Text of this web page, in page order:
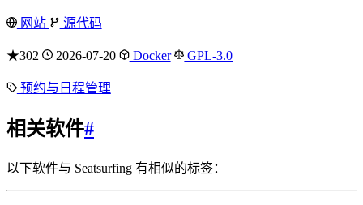
网站 源代码
★302 2026-07-20 Docker GPL-3.0
预约与日程管理
相关软件#
以下软件与 Seatsurfing 有相似的标签：